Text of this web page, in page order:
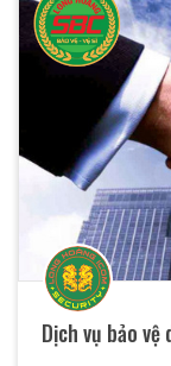
Dịch vụ bảo